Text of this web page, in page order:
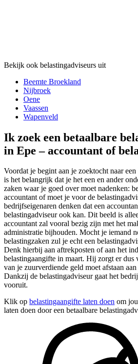
Bekijk ook belastingadviseurs uit
Beemte Broekland
Nijbroek
Oene
Vaassen
Wapenveld
Ik zoek een betaalbare
in Epe – accountant of
Voordat je begint aan je zoektocht naar
is het belangrijk dat je het een en ander
zaken waar je goed over moet nadenken:
accountant of moet je voor de
bedrijfseigenaren denken dat een
belastingadviseur ook kan. Dit beeld is
accountant zal vooral bezig zijn met het
administratie bijhouden. Mocht je iemand
belastingzaken zul je echt een
Denk hierbij aan aftrekposten of aan het
belastingaangifte in maart. Hij zorgt er dus
van je zuurverdiende geld moet afstaan
Dankzij de belastingadviseur gaat het
vooruit.
Klik op belastingaangifte laten doen om
laten doen door een betaalbare